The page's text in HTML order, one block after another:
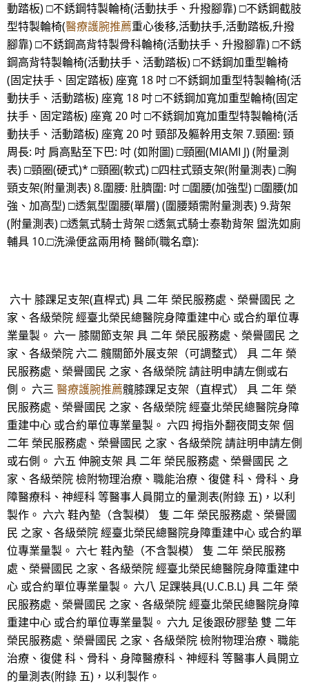
動踏板) □不銹鋼特製輪椅(活動扶手、升撥腳靠) □不銹鋼截肢
型特製輪椅(醫療護腕推薦重心後移,活動扶手,活動踏板,升撥
腳靠) □不銹鋼高背特製骨科輪椅(活動扶手、升撥腳靠) □不銹
鋼高背特製輪椅(活動扶手、活動踏板) □不銹鋼加重型輪椅
(固定扶手、固定踏板) 座寬 18 吋 □不銹鋼加重型特製輪椅(活
動扶手、活動踏板) 座寬 18 吋 □不銹鋼加寬加重型輪椅(固定
扶手、固定踏板) 座寬 20 吋 □不銹鋼加寬加重型特製輪椅(活
動扶手、活動踏板) 座寬 20 吋 頸部及軀幹用支架 7.頸圈: 頸
周長: 吋 肩高點至下巴: 吋 (如附圖) □頸圈(MIAMI J) (附量測
表) □頸圈(硬式)* □頸圈(軟式) □四柱式頸支架(附量測表) □胸
頸支架(附量測表) 8.圍腰: 肚臍圍: 吋 □圍腰(加強型) □圍腰(加
強、加高型) □透氣型圍腰(單層) (圍腰類需附量測表) 9.背架
(附量測表) □透氣式騎士背架 □透氣式騎士泰勒背架 盥洗如廁
輔具 10.□洗澡便盆兩用椅 醫師(職名章):
六十 膝踝足支架(直桿式) 具 二年 榮民服務處、榮譽國民 之
家、各級榮院 經臺北榮民總醫院身障重建中心 或合約單位專
業量製。 六一 膝關節支架 具 二年 榮民服務處、榮譽國民 之
家、各級榮院 六二 髖關節外展支架（可調整式） 具 二年 榮
民服務處、榮譽國民 之家、各級榮院 請註明申請左側或右
側。 六三 醫療護腕推薦髖膝踝足支架（直桿式） 具 二年 榮
民服務處、榮譽國民 之家、各級榮院 經臺北榮民總醫院身障
重建中心 或合約單位專業量製。 六四 拇指外翻夜間支架 個
二年 榮民服務處、榮譽國民 之家、各級榮院 請註明申請左側
或右側。 六五 伸腕支架 具 二年 榮民服務處、榮譽國民 之
家、各級榮院 檢附物理治療、職能治療、復健 科、骨科、身
障醫療科、神經科 等醫事人員開立的量測表(附錄 五)，以利
製作。 六六 鞋內墊（含製模） 隻 二年 榮民服務處、榮譽國
民 之家、各級榮院 經臺北榮民總醫院身障重建中心 或合約單
位專業量製。 六七 鞋內墊（不含製模） 隻 二年 榮民服務
處、榮譽國民 之家、各級榮院 經臺北榮民總醫院身障重建中
心 或合約單位專業量製。 六八 足踝裝具(U.C.B.L) 具 二年 榮
民服務處、榮譽國民 之家、各級榮院 經臺北榮民總醫院身障
重建中心 或合約單位專業量製。 六九 足後跟矽膠墊 雙 二年
榮民服務處、榮譽國民 之家、各級榮院 檢附物理治療、職能
治療、復健 科、骨科、身障醫療科、神經科 等醫事人員開立
的量測表(附錄 五)，以利製作。